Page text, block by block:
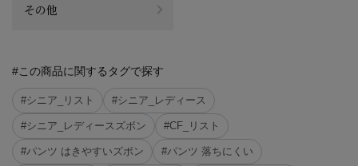
その他
#この商品に関するタグで探す
#シニア_リスト #シニア_レディース
#シニア_レディースズボン #CF_リスト
#パンツ はきやすいズボン #パンツ 落ちにくい